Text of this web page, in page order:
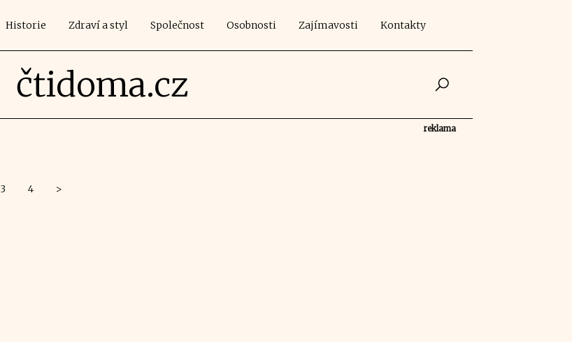
Historie Zdraví a styl Společnost Osobnosti Zajímavosti Kontakty
čtidoma.cz
3 4 >
reklama